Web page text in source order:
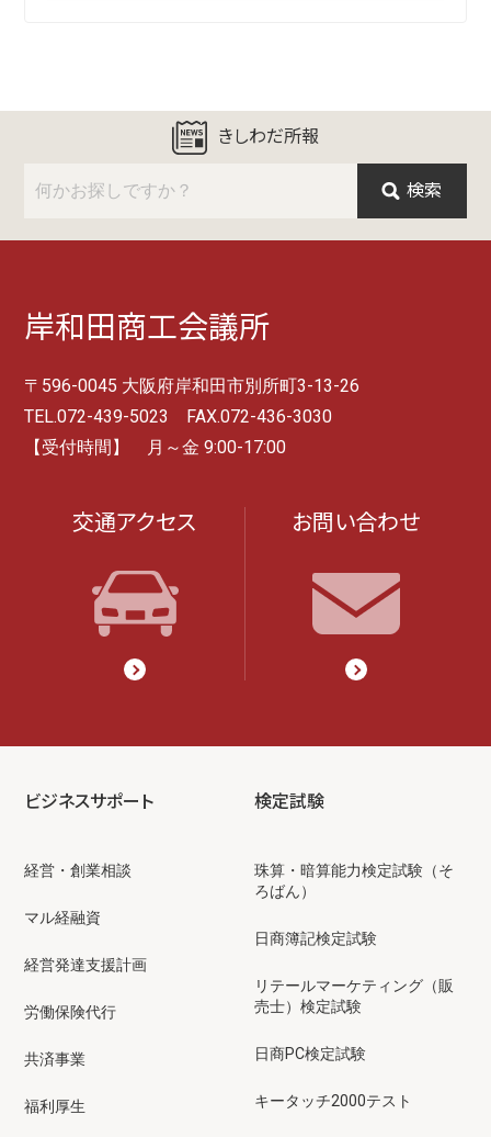
きしわだ所報
検索
岸和田商工会議所
〒596-0045 大阪府岸和田市別所町3-13-26
TEL.072-439-5023 FAX.072-436-3030
【受付時間】 月～金 9:00-17:00
交通アクセス お問い合わせ
ビジネスサポート
経営・創業相談
マル経融資
経営発達支援計画
労働保険代行
共済事業
福利厚生
検定試験
珠算・暗算能力検定試験（そ
ろばん）
日商簿記検定試験
リテールマーケティング（販
売士）検定試験
日商PC検定試験
キータッチ2000テスト